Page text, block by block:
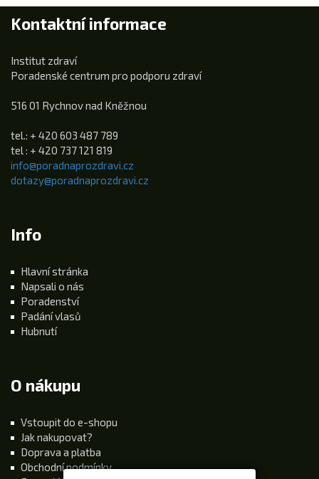
Kontaktní informace
Institut zdraví
Poradenské centrum pro podporu zdraví
516 01 Rychnov nad Kněžnou
tel.: + 420 603 487 789
tel : + 420 737 121 819
info@poradnaprozdravi.cz
dotazy@poradnaprozdravi.cz
Info
Hlavní stránka
Napsali o nás
Poradenství
Padání vlasů
Hubnutí
O nákupu
Vstoupit do e-shopu
Jak nakupovat?
Doprava a platba
Obchodní podmínky